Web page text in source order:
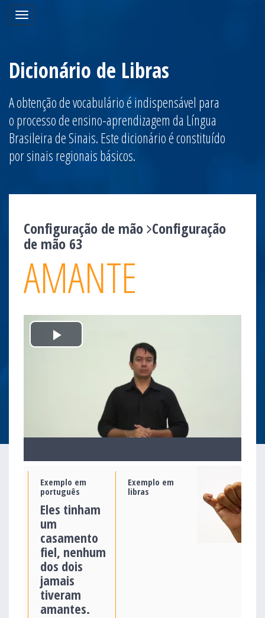
Toggle
navigation
Dicionário de Libras
A obtenção de vocabulário é indispensável para
o processo de ensino-aprendizagem da Língua
Brasileira de Sinais. Este dicionário é constituído
por sinais regionais básicos.
Configuração de mão Configuração
de mão 63
AMANTE
Play
Exemplo em
português
Eles tinham
um
casamento
fiel, nenhum
dos dois
jamais
tiveram
amantes.
Exemplo em
libras